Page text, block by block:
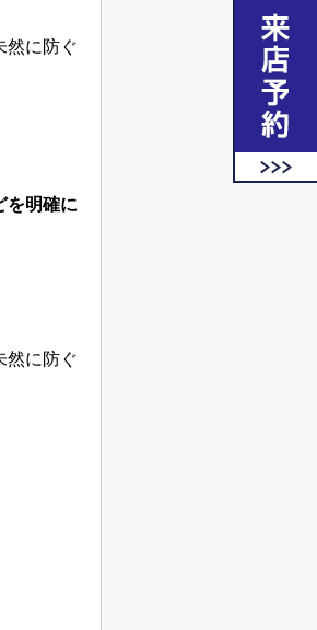
然に防ぐ
を明確に
然に防ぐ